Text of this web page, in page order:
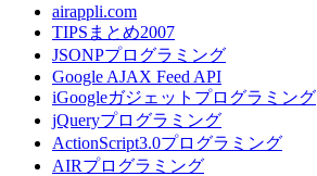
airappli.com
TIPSまとめ2007
JSONPプログラミング
Google AJAX Feed API
iGoogleガジェットプログラミング
jQueryプログラミング
ActionScript3.0プログラミング
AIRプログラミング